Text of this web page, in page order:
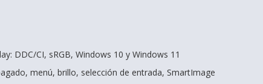
DDC/CI, sRGB, Windows 10 y Windows 11
menú, brillo, selección de entrada, SmartImage